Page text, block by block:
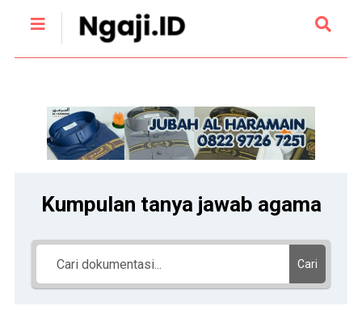
Kumpulan tanya jawab agama
Cari